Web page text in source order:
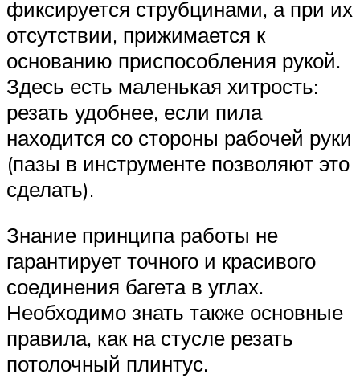
фиксируется струбцинами, а при их
отсутствии, прижимается к
основанию приспособления рукой.
Здесь есть маленькая хитрость:
резать удобнее, если пила
находится со стороны рабочей руки
(пазы в инструменте позволяют это
сделать).
Знание принципа работы не
гарантирует точного и красивого
соединения багета в углах.
Необходимо знать также основные
правила, как на стусле резать
потолочный плинтус.